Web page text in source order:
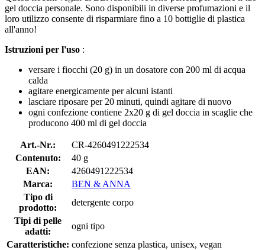
gel doccia personale. Sono disponibili in diverse profumazioni e il
loro utilizzo consente di risparmiare fino a 10 bottiglie di plastica
all'anno!
Istruzioni per l'uso :
versare i fiocchi (20 g) in un dosatore con 200 ml di acqua
calda
agitare energicamente per alcuni istanti
lasciare riposare per 20 minuti, quindi agitare di nuovo
ogni confezione contiene 2x20 g di gel doccia in scaglie che
producono 400 ml di gel doccia
Art.-Nr.:
CR-4260491222534
Contenuto:
40 g
EAN:
4260491222534
Marca:
BEN & ANNA
Tipo di
prodotto:
detergente corpo
Tipi di pelle
adatti:
ogni tipo
Caratteristiche: confezione senza plastica, unisex, vegan